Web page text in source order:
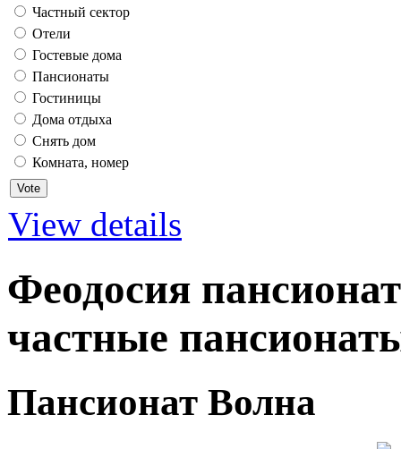
Частный сектор
Отели
Гостевые дома
Пансионаты
Гостиницы
Дома отдыха
Снять дом
Комната, номер
View details
Феодосия
частные
Пансионат Волна